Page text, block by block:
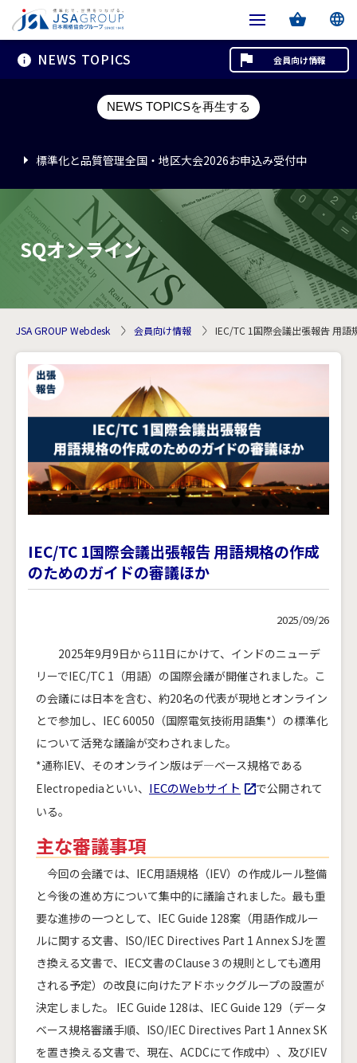
NEWS TOPICS
NEWS TOPICSを再生する
標準化と品質管理全国・地区大会2026お申込み受付中
標準化と品質管理全国・地区大会2026お申込み受付中
標準化と品質管理全国・地区大会2026お申込み受付中
会員向け情報
SQオンライン
JSA GROUP Webdesk 会員向け情報 IEC/TC 1国際会議出張報告 用
IEC/TC 1国際会議出張報告 用語規格の作成
のためのガイドの審議ほか
2025/09/26
2025年9月9日から11日にかけて、インドのニューデ
リーでIEC/TC 1（用語）の国際会議が開催されました。こ
の会議には日本を含む、約20名の代表が現地とオンライン
とで参加し、IEC 60050（国際電気技術用語集*）の標準化
について活発な議論が交わされました。
*通称IEV、そのオンライン版はデ―ベース規格である
Electropediaといい、 IECのWebサイト
で公開されて
いる。
主な審議事項
今回の会議では、IEC用語規格（IEV）の作成ルール整備
と今後の進め方について集中的に議論されました。最も重
要な進捗の一つとして、IEC Guide 128案（用語作成ルー
ルに関する文書、ISO/IEC Directives Part 1 Annex SJを置
き換える文書で、IEC文書のClause３の規則としても適用
される予定）の改良に向けたアドホックグループの設置が
決定しました。 IEC Guide 128は、IEC Guide 129（データ
ベース規格審議手順、ISO/IEC Directives Part 1 Annex SK
を置き換える文書で、現在、ACDCにて作成中）、及びIEV